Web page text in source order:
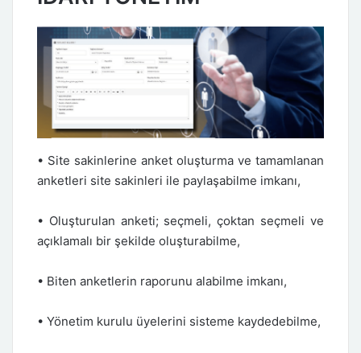
• Site sakinlerine anket oluşturma ve tamamlanan
anketleri site sakinleri ile paylaşabilme imkanı,
• Oluşturulan anketi; seçmeli, çoktan seçmeli ve
açıklamalı bir şekilde oluşturabilme,
• Biten anketlerin raporunu alabilme imkanı,
• Yönetim kurulu üyelerini sisteme kaydedebilme,